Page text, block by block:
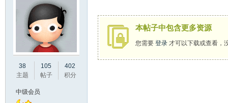
38
主题
105
帖子
402
积分
中级会员
本帖子中包含更多资源
您需要 登录才可以下载或查看，